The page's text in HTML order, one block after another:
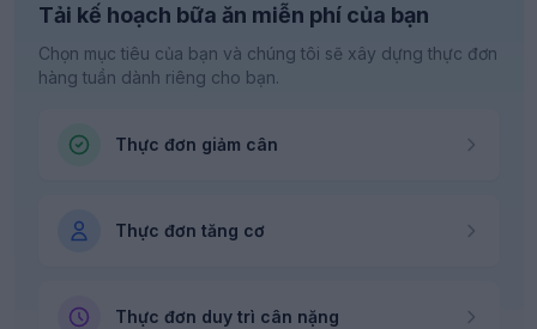
Tải kế hoạch bữa ăn miễn phí của bạn
Chọn mục tiêu của bạn và chúng tôi sẽ xây dựng thực đơn
hàng tuần dành riêng cho bạn.
Thực đơn giảm cân
Thực đơn tăng cơ
Thực đơn duy trì cân nặng